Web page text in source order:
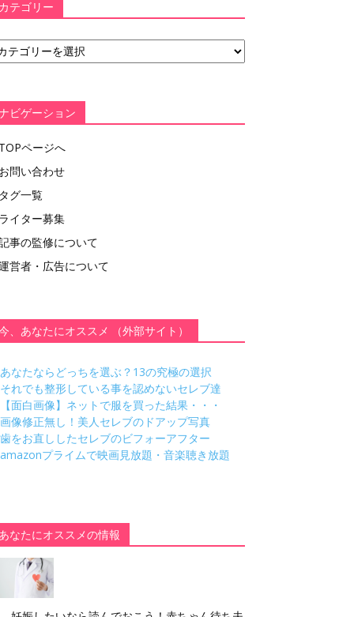
カテゴリー
ビゲーション
TOPページへ
お問い合わせ
タグ一覧
ライター募集
事の監修について
営者・広告について
、あなたにオススメ （外部サイト）
あなたならどっちを選ぶ？13の究極の選択
それでも整形している事を認めないセレブ達
【面白画像】ネットで服を買った結果・・・
画像修正無し！美人セレブのドアップ写真
歯をお直ししたセレブのビフォーアフター
amazonプライムで映画見放題・音楽聴き放題
あなたにオススメの情報